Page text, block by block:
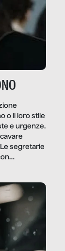
o il loro stile
e urgenze.
segretarie